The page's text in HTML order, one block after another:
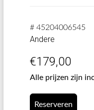
# 45204006545
Andere
€179,00
Alle prijzen zijn
Reserveren